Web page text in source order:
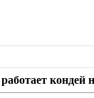
кондей